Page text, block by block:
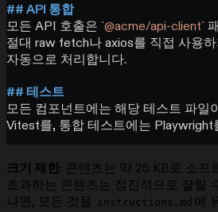
## API 통합
모든 API 호출은 `@acme/api-client`
절대 raw fetch나 axios를 직접 사용
자동으로 처리합니다.
## 테스트
모든 컴포넌트에는 해당 테스트 파일
Vitest를, 통합 테스트에는 Playwright
크기 제한: 콘텐츠는 약 25 KB로 소프
초과하는 콘텐츠는 점진적으로 잘릴
나면, 모든 것을
instructions.md 에